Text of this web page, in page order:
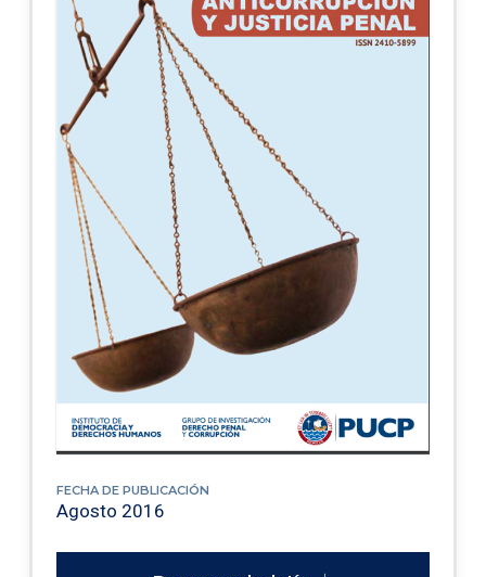
FECHA DE PUBLICACIÓN
Agosto 2016